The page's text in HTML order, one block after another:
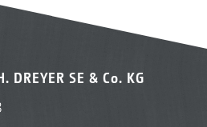
DREYER SE & Co. KG